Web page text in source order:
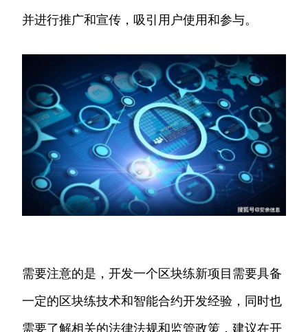
并进行推广和宣传，吸引用户使用和参与。
需要注意的是，开发一个区块练新项目需要具备
一定的区块练技术和智能合约开发经验，同时也
需要了解相关的法律法规和监管政策，建议在开